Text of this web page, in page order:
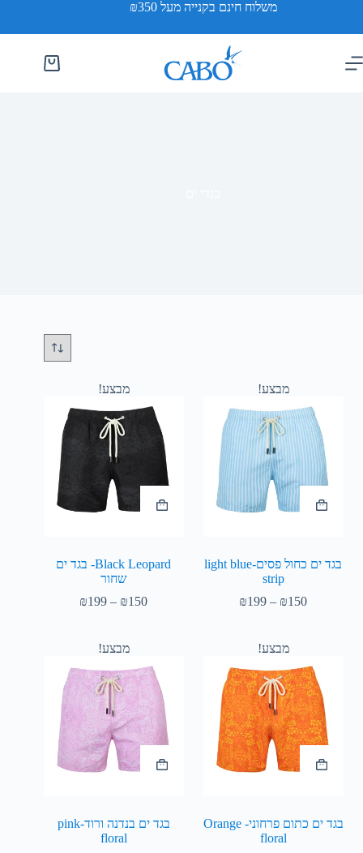
משלוח חינם בקנייה מעל ₪350
מבצע!
בגד ים כחול פסים-light blue
strip
₪150
–
₪199
מבצע!
Black Leopard- בגד ים
שחור
₪150
–
₪199
מבצע!
בגד ים כתום פרחוני- Orange
floral
מבצע!
בגד ים בנדנה ורוד-pink
floral